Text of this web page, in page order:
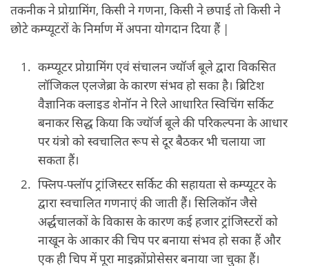
तकनीक ने प्रोग्रामिंग, किसी ने गणना, किसी ने छपाई तो किसी ने
छोटे कम्‍प्‍यूटरों के निर्माण में अपना योगदान दिया हैं |
कम्‍प्‍यूटर प्रोग्रामिंग एवं संचालन ज्‍यॉर्ज बूले द्वारा विकसित
लॉजिकल एलजेब्रा के कारण संभव हो सका है। ब्रिटिश
वैज्ञानिक क्‍लाइड शेनॉन ने रिले आधारित स्विचिंग सर्किट
बनाकर सिद्ध किया कि ज्‍यॉर्ज बूले की परिकल्‍पना के आधार
पर यंत्रो को स्‍वचालित रूप से दूर बैठकर भी चलाया जा
सकता हैं।
फ्लिप-फ्लॉप ट्रांजिस्‍टर सर्किट की सहायता से कम्‍प्‍यूटर के
द्वारा स्‍वचालित गणनाएं की जाती हैं। सिलिकॉन जैसे
अर्द्धचालकों के विकास के कारण कई हजार ट्रांजिस्‍टरों को
नाखून के आकार की चिप पर बनाया संभव हो सका हैं और
एक ही चिप में पूरा माइक्रोंप्रोसेसर बनाया जा चुका हैं।